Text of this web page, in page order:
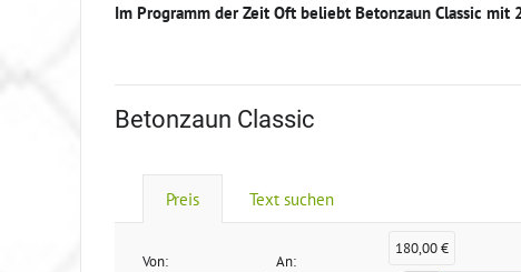
Im Programm der Zeit Oft beliebt Betonzaun Classic mit
Betonzaun Classic
Preis Text suchen
Von: An:
180,00 €